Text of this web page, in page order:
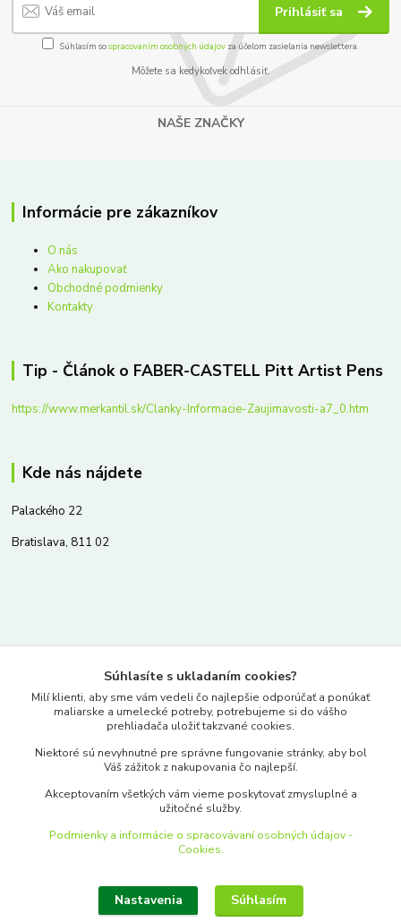
Prihlásiť sa
Súhlasím sospracovaním osobných údajov za účelom zasielania newslettera.
Môžete sa kedykoľvek odhlásiť.
NAŠE ZNAČKY
Informácie pre zákazníkov
O nás
Ako nakupovať
Obchodné podmienky
Kontakty
Tip - Článok o FABER-CASTELL Pitt Artist Pens
https://www.merkantil.sk/Clanky-Informacie-Zaujimavosti-a7_0.htm
Kde nás nájdete
Palackého 22
Bratislava, 811 02
www.merkantil.sk
Pondelok-Piatok: 9.00-17.00hod.
objednavky@merkantil-obchod.sk
Upraviť zber cookies.
Súhlasíte s ukladaním cookies?
Milí klienti, aby sme vám vedeli čo najlepšie odporúčať a ponúkať
maliarske a umelecké potreby, potrebujeme si do vášho
prehliadača uložiť takzvané cookies.
Niektoré sú nevyhnutné pre správne fungovanie stránky, aby bol
Váš zážitok z nakupovania čo najlepší.
Akceptovaním všetkých vám vieme poskytovať zmysluplné a
užitočné služby.
Podmienky a informácie o spracovávaní osobných údajov -
Cookies.
Nastavenia Súhlasím